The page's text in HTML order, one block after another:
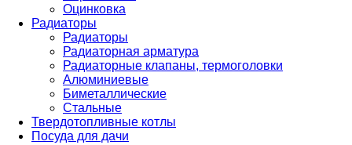
Оцинковка
Радиаторы
Радиаторы
Радиаторная арматура
Радиаторные клапаны, термоголовки
Алюминиевые
Биметаллические
Стальные
Твердотопливные котлы
Посуда для дачи